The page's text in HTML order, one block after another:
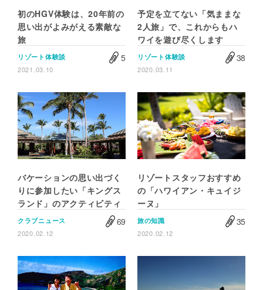
初のHGV体験は、20年前の
思い出がよみがえる素敵な
旅
リゾート体験談
2021.03.10
5
予定を立てない「気ままな
2人旅」で、これからもハ
ワイを遊び尽くします
リゾート体験談
2020.03.11
38
バケーションの思い出づく
りに参加したい「キングス
ランド」のアクティビティ
クラブニュース
2020.02.12
69
リゾートスタッフおすすめ
の「ハワイアン・キュイジ
ーヌ」
旅の知識
2020.02.12
35